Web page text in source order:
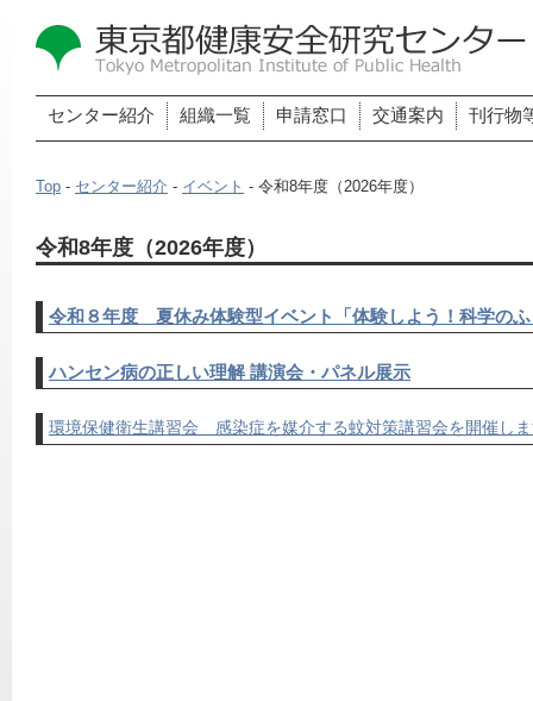
センター紹介 組織一覧 申請窓口 交通案内 刊行物
Top - センター紹介 - イベント - 令和8年度（2026年度）
令和8年度（2026年度）
令和８年度 夏休み体験型イベント「体験しよう！科学の
ハンセン病の正しい理解 講演会・パネル展示
環境保健衛生講習会 感染症を媒介する蚊対策講習会を開催し